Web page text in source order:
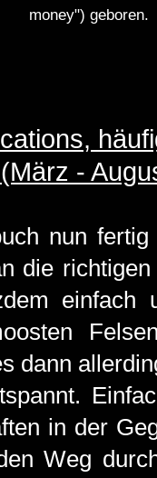
money") geboren.
-
nun
die
dann
in der
Weg